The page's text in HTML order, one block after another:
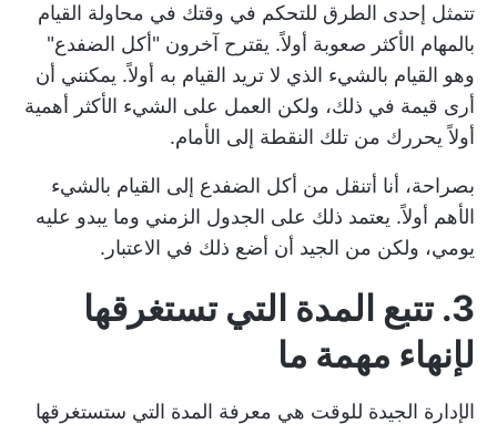
تتمثل إحدى الطرق للتحكم في وقتك في محاولة القيام
بالمهام الأكثر صعوبة أولاً. يقترح آخرون "أكل الضفدع"
وهو القيام بالشيء الذي لا تريد القيام به أولاً. يمكنني أن
أرى قيمة في ذلك، ولكن العمل على الشيء الأكثر أهمية
أولاً يحررك من تلك النقطة إلى الأمام.
بصراحة، أنا أتنقل من أكل الضفدع إلى القيام بالشيء
الأهم أولاً. يعتمد ذلك على الجدول الزمني وما يبدو عليه
يومي، ولكن من الجيد أن أضع ذلك في الاعتبار.
3. تتبع المدة التي تستغرقها
لإنهاء مهمة ما
الإدارة الجيدة للوقت هي معرفة المدة التي ستستغرقها